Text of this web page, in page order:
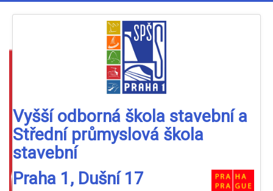
Vyšší odborná škola stavební a
Střední průmyslová škola
stavební
Praha 1, Dušní 17